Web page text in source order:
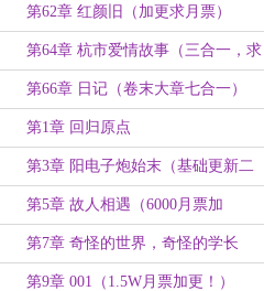
第62章 红颜旧（加更求月票）
第64章 杭市爱情故事（三合一，求
月票）
第66章 日记（卷末大章七合一）
第1章 回归原点
第3章 阳电子炮始末（基础更新二
合一）
第5章 故人相遇（6000月票加
更！）
第7章 奇怪的世界，奇怪的学长
（基础更新二合一）
第9章 001（1.5W月票加更！）